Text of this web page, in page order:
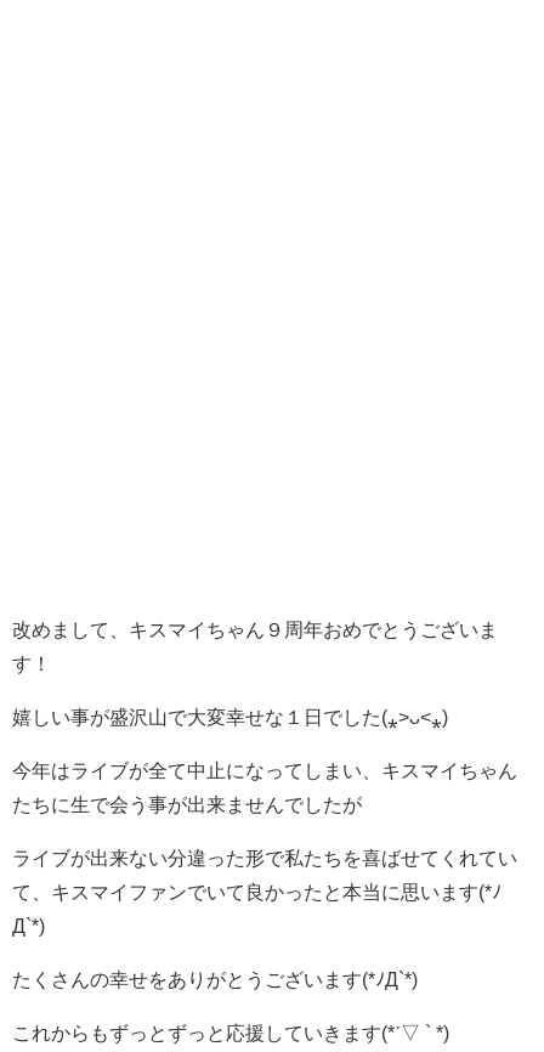
改めまして、キスマイちゃん９周年おめでとうございま
す！
嬉しい事が盛沢山で大変幸せな１日でした(⁎˃ᴗ˂⁎)
今年はライブが全て中止になってしまい、キスマイちゃん
たちに生で会う事が出来ませんでしたが
ライブが出来ない分違った形で私たちを喜ばせてくれてい
て、キスマイファンでいて良かったと本当に思います(*ﾉ
Д`*)
たくさんの幸せをありがとうございます(*ﾉД`*)
これからもずっとずっと応援していきます(*ˊ▽ ` *)